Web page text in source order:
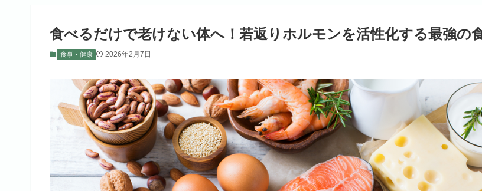
食べるだけで老けない体へ！若返りホルモンを活性化する最強の
食事・健康 2026年2月7日